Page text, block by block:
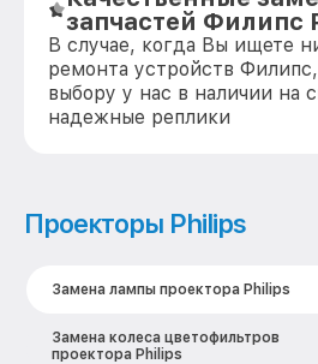
запчастей Филипс
В случае, когда Вы ищете
ремонта устройств
выбору у нас в наличии на
надежные реплики
Проекторы Philips
Замена лампы проектора Philips
Замена колеса цветофильтров
проектора Philips